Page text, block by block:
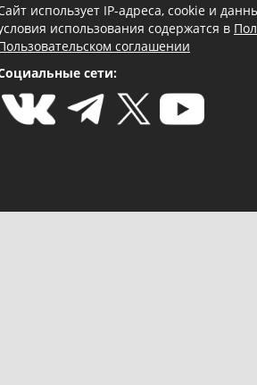
использует IP-адреса, cookie и
использования содержатся в
соглашении
сети: